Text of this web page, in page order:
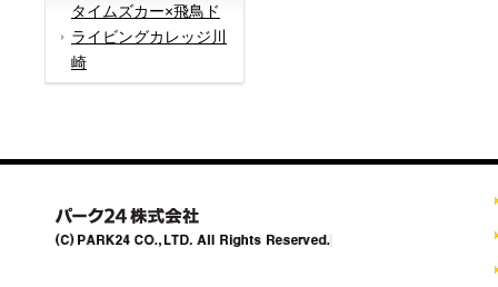
タイムズカー×飛鳥ド
ライビングカレッジ川
崎